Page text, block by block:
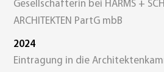
Gesellschafterin bei HARMS +
ARCHITEKTEN PartG mbB
2024
Eintragung in die